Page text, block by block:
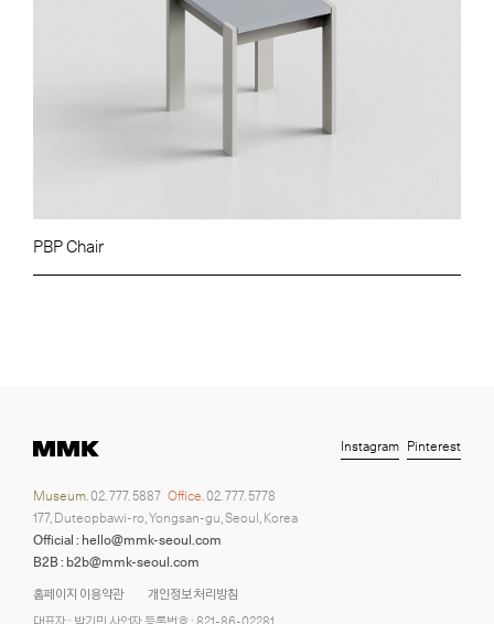
PBP Chair
홈페이지 이용약관
개인정보 처리방침
Museum.02. 777. 5887 Office.02. 777. 5778
177, Duteopbawi-ro, Yongsan-gu, Seoul, Korea
Official : hello@mmk-seoul.com
B2B : b2b@mmk-seoul.com
Instagram Pinterest